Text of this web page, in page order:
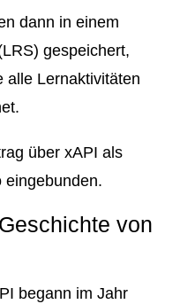
dann in einem
gespeichert,
alle Lernaktivitäten
über xAPI als
eingebunden.
von
begann im Jahr